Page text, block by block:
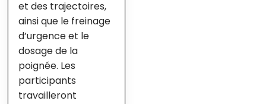
et des trajectoires,
ainsi que le freinage
d’urgence et le
dosage de la
poignée. Les
participants
travailleront